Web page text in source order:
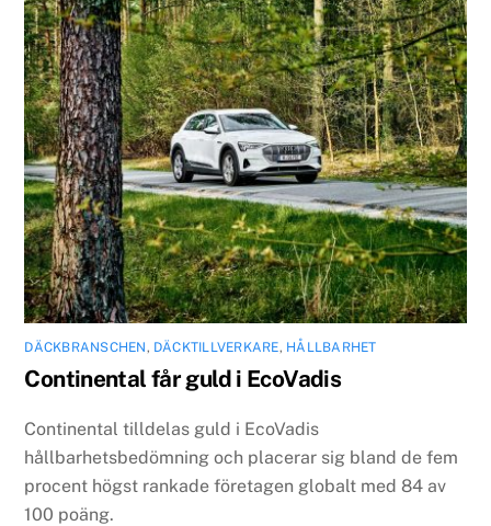
DÄCKBRANSCHEN, DÄCKTILLVERKARE, HÅLLBARHET
Continental får guld i EcoVadis
Continental tilldelas guld i EcoVadis
hållbarhetsbedömning och placerar sig bland de fem
procent högst rankade företagen globalt med 84 av
100 poäng.